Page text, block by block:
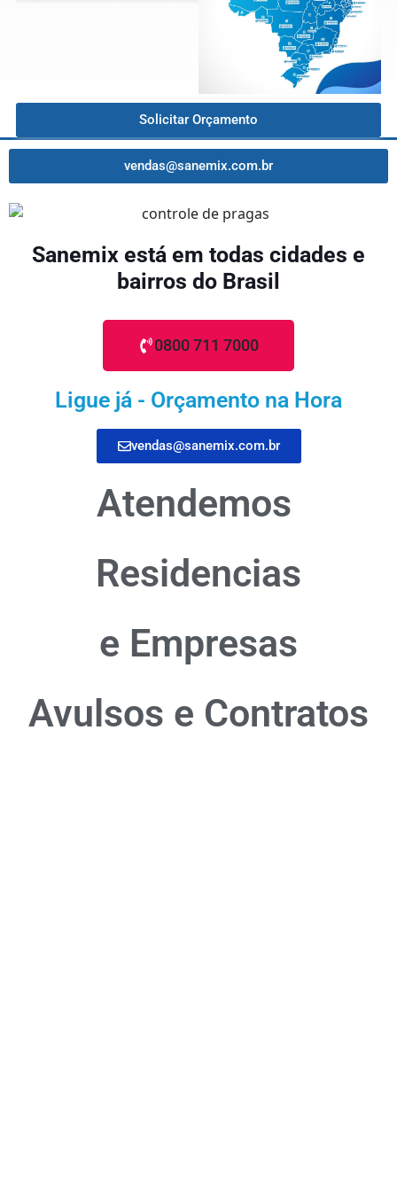
Solicitar Orçamento
vendas@sanemix.com.br
Sanemix está em todas cidades e
bairros do Brasil
0800 711 7000
Ligue já - Orçamento na Hora
vendas@sanemix.com.br
Atendemos
Residencias
e Empresas
Avulsos e Contratos